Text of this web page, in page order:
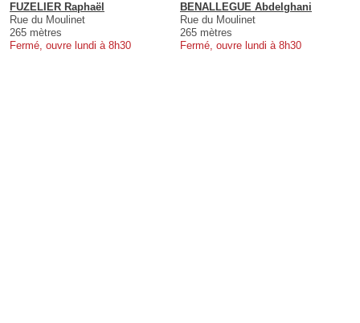
FUZELIER Raphaël
Rue du Moulinet
265 mètres
Fermé, ouvre lundi à 8h30
BENALLEGUE Abdelghani
Rue du Moulinet
265 mètres
Fermé, ouvre lundi à 8h30